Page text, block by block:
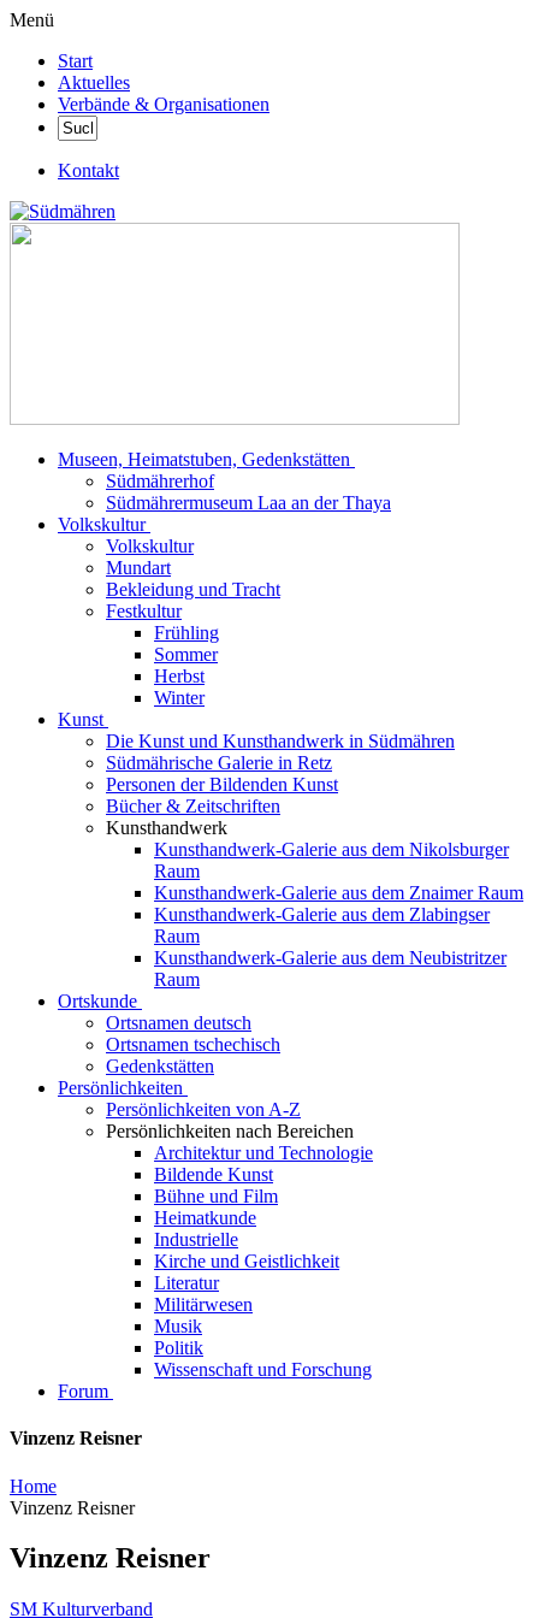
Menü
Start
Aktuelles
Verbände & Organisationen
Kontakt
Museen, Heimatstuben, Gedenkstätten
Südmährerhof
Südmährermuseum Laa an der Thaya
Volkskultur
Volkskultur
Mundart
Bekleidung und Tracht
Festkultur
Frühling
Sommer
Herbst
Winter
Kunst
Die Kunst und Kunsthandwerk in Südmähren
Südmährische Galerie in Retz
Personen der Bildenden Kunst
Bücher & Zeitschriften
Kunsthandwerk
Kunsthandwerk-Galerie aus dem Nikolsburger
Raum
Kunsthandwerk-Galerie aus dem Znaimer Raum
Kunsthandwerk-Galerie aus dem Zlabingser
Raum
Kunsthandwerk-Galerie aus dem Neubistritzer
Raum
Ortskunde
Ortsnamen deutsch
Ortsnamen tschechisch
Gedenkstätten
Persönlichkeiten
Persönlichkeiten von A-Z
Persönlichkeiten nach Bereichen
Architektur und Technologie
Bildende Kunst
Bühne und Film
Heimatkunde
Industrielle
Kirche und Geistlichkeit
Literatur
Militärwesen
Musik
Politik
Wissenschaft und Forschung
Forum
Vinzenz Reisner
Home
Vinzenz Reisner
Vinzenz Reisner
SM Kulturverband